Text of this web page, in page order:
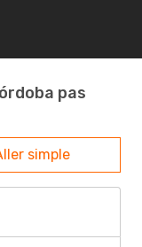
pas
simple